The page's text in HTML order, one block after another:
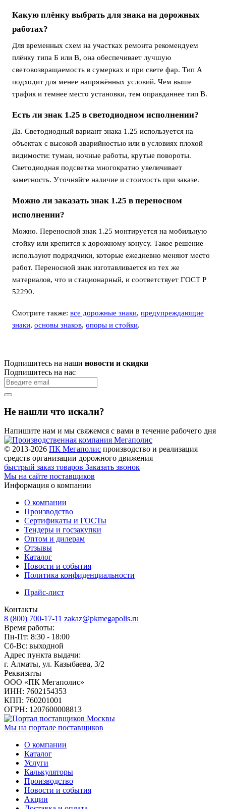
Какую плёнку выбрать для знака на дорожных
работах?
Для временных схем на участках ремонта рекомендуем
плёнку типа Б или В, она обеспечивает лучшую
световозвращаемость в сумерках и при свете фар. Тип А
подходит для менее напряжённых условий. Чем выше
трафик и темнее место установки, тем оправданнее тип В.
Есть ли знак 1.25 в светодиодном исполнении?
Да. Светодиодный вариант знака 1.25 используется на
объектах с высокой аварийностью или в условиях плохой
видимости: туман, ночные работы, крутые повороты.
Светодиодная подсветка многократно увеличивает
заметность. Уточняйте наличие и стоимость при заказе.
Можно ли заказать знак 1.25 в переносном
исполнении?
Можно. Переносной знак 1.25 монтируется на мобильную
стойку или крепится к дорожному конусу. Такое решение
используют подрядчики, которые ежедневно меняют место
работ. Переносной знак изготавливается из тех же
материалов, что и стационарный, и соответствует ГОСТ Р
52290.
Смотрите также: все дорожные знаки, предупреждающие
знаки, основы знаков, опоры и стойки.
Подпишитесь на наши новости и скидки
Подпишитесь на нас
Не нашли что искали?
Напишите нам и мы свяжемся с вами в течение рабочего дня
© 2013-2026 ПК Мегаполис производство и реализация
средств организации дорожного движения
быстрый заказ товаров Заказать звонок
Мы на сайте поставщиков
Информация о компании
О компании
Производство
Сертификаты и ГОСТы
Тендеры и госзакупки
Оптом и дилерам
Отзывы
Каталог
Новости и события
Политика конфиденциальности
Прайс-лист
Контакты
8 (800) 700-17-11 zakaz@pkmegapolis.ru
Время работы:
Пн-Пт: 8:30 - 18:00
Сб-Вс: выходной
Адрес пункта выдачи:
г. Алматы, ул. Казыбаева, 3/2
Реквизиты
ООО «ПК Мегаполис»
ИНН: 7602154353
КПП: 760201001
ОГРН: 1207600008813
Мы на портале поставщиков
О компании
Каталог
Услуги
Калькуляторы
Производство
Новости и события
Акции